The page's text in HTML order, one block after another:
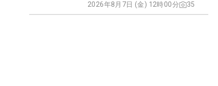
2026年8月7日 (金) 12時00分 35